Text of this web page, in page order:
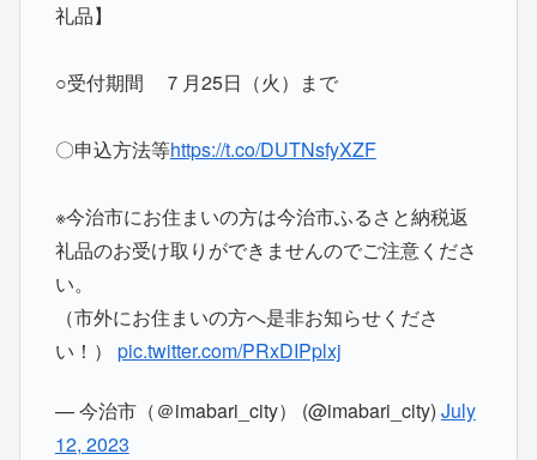
礼品】
○受付期間 ７月25日（火）まで
〇申込方法等https://t.co/DUTNsfyXZF
※今治市にお住まいの方は今治市ふるさと納税返
礼品のお受け取りができませんのでご注意くださ
い。
（市外にお住まいの方へ是非お知らせくださ
い！） pic.twitter.com/PRxDIPplxj
— 今治市（＠imabari_city） (@imabari_city) July
12, 2023